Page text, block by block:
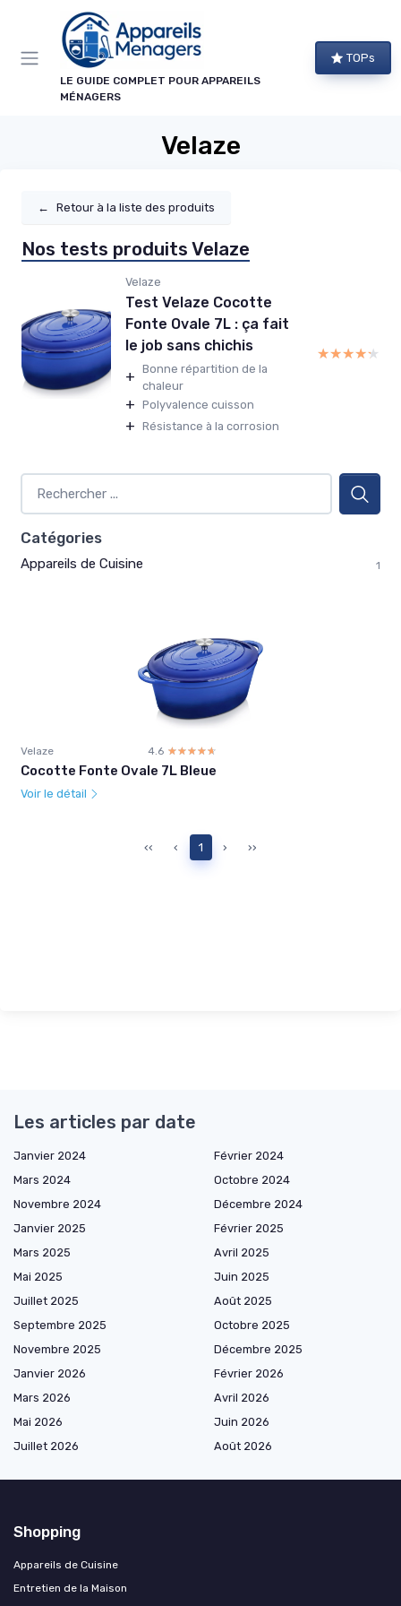
LE GUIDE COMPLET POUR APPAREILS
MÉNAGERS
TOPs
Velaze
← Retour à la liste des produits
Nos tests produits Velaze
Velaze
Test Velaze Cocotte
Fonte Ovale 7L : ça fait
le job sans chichis
+ Bonne répartition de la
chaleur
+ Polyvalence cuisson
+ Résistance à la corrosion
★★★★★
★★★★★
Catégories
Appareils de Cuisine 1
Velaze 4.6 ☆☆☆☆☆
★★★★★
Cocotte Fonte Ovale 7L Bleue
Voir le détail
‹‹ ‹ 1 › ››
Les articles par date
Janvier 2024
Février 2024
Mars 2024
Octobre 2024
Novembre 2024
Décembre 2024
Janvier 2025
Février 2025
Mars 2025
Avril 2025
Mai 2025
Juin 2025
Juillet 2025
Août 2025
Septembre 2025
Octobre 2025
Novembre 2025
Décembre 2025
Janvier 2026
Février 2026
Mars 2026
Avril 2026
Mai 2026
Juin 2026
Juillet 2026
Août 2026
Shopping
Appareils de Cuisine
Entretien de la Maison
Panneau de gestion des cookies